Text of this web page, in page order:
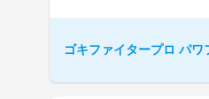
ゴキファイタープロ パワ